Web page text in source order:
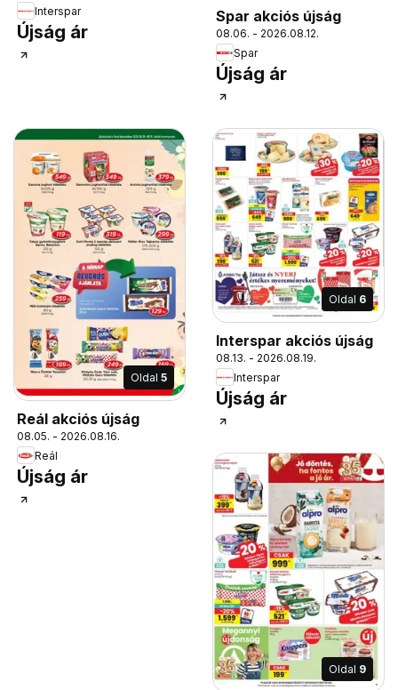
Interspar
Újság ár
Spar akciós újság
08.06. - 2026.08.12.
Spar
Újság ár
Oldal 5
Reál akciós újság
08.05. - 2026.08.16.
Reál
Újság ár
Oldal 6
Interspar akciós újság
08.13. - 2026.08.19.
Interspar
Újság ár
Oldal 9